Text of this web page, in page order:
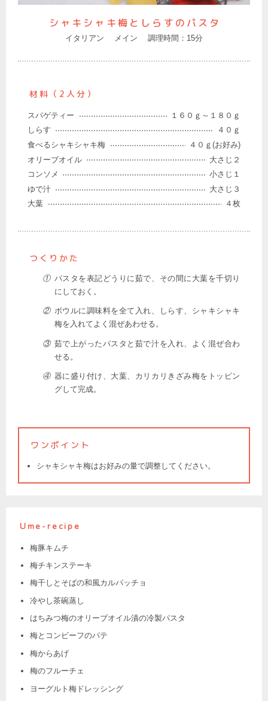
Ume-recipe
梅豚キムチ
梅チキンステーキ
梅干しとそばの和風カルパッチョ
冷やし茶碗蒸し
はちみつ梅のオリーブオイル漬の冷製パスタ
梅とコンビーフのパテ
梅からあげ
梅のフルーチェ
ヨーグルト梅ドレッシング
シャキシャキ梅としらすのパスタ
イタリアン メイン 調理時間：15分
材料（2人分）
スパゲティー
１６０ｇ～１８０ｇ
しらす
４０ｇ
食べるシャキシャキ梅
４０ｇ(お好み)
オリーブオイル
大さじ２
コンソメ
小さじ１
ゆで汁
大さじ３
大葉
４枚
つくりかた
① パスタを表記どうりに茹で、その間に大葉を千切り
にしておく。
② ボウルに調味料を全て入れ、しらす、シャキシャキ
梅を入れてよく混ぜあわせる。
③ 茹で上がったパスタと茹で汁を入れ、よく混ぜ合わ
せる。
④ 器に盛り付け、大葉、カリカリきざみ梅をトッピン
グして完成。
ワンポイント
シャキシャキ梅はお好みの量で調整してください。